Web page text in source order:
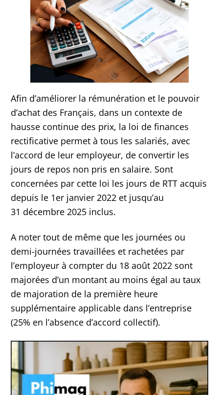
Afin d’améliorer la rémunération et le pouvoir
d’achat des Français, dans un contexte de
hausse continue des prix, la loi de finances
rectificative permet à tous les salariés, avec
l’accord de leur employeur, de convertir les
jours de repos non pris en salaire. Sont
concernées par cette loi les jours de RTT acquis
depuis le 1er janvier 2022 et jusqu’au
31 décembre 2025 inclus.
A noter tout de même que les journées ou
demi-journées travaillées et rachetées par
l’employeur à compter du 18 août 2022 sont
majorées d’un montant au moins égal au taux
de majoration de la première heure
supplémentaire applicable dans l’entreprise
(25% en l’absence d’accord collectif).